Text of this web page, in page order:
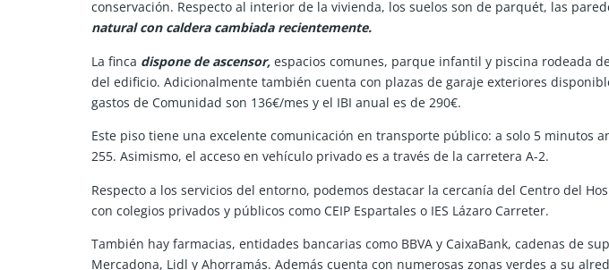
conservación. Respecto al interior de la vivienda, los suelos son de parquét, las
natural con caldera cambiada recientemente.
La finca dispone de ascensor, espacios comunes, parque infantil y piscina rodeada
del edificio. Adicionalmente también cuenta con plazas de garaje exteriores
gastos de Comunidad son 136€/mes y el IBI anual es de 290€.
Este piso tiene una excelente comunicación en transporte público: a solo 5 minutos
255. Asimismo, el acceso en vehículo privado es a través de la carretera A-2.
Respecto a los servicios del entorno, podemos destacar la cercanía del Centro del
con colegios privados y públicos como CEIP Espartales o IES Lázaro Carreter.
También hay farmacias, entidades bancarias como BBVA y CaixaBank, cadenas de
Mercadona, Lidl y Ahorramás. Además cuenta con numerosas zonas verdes a su